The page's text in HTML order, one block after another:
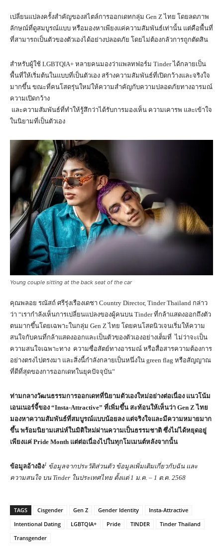
เปลี่ยนแปลงครั้งสำคัญของสไตล์การออกเดทกลุ่ม Gen Z ไทย โดยลดภาพ
ลักษณ์ที่ดูสมบูรณ์แบบ หรือมองหาเพียงแค่ความสัมพันธ์เท่านั้น แต่คือพื้นที่
ที่สามารถเป็นตัวของตัวเองได้อย่างปลอดภัย โดยไม่ต้องกลัวการถูกตัดสิน
สำหรับผู้ใช้ LGBTQIA+ หลายคนมองว่าแพลทฟอร์ม Tinder ได้กลายเป็น
พื้นที่ให้เริ่มต้นในแบบที่เป็นตัวเอง สร้างความสัมพันธ์ที่เปิดกว้างและจริงใจ
มากขึ้น ขณะที่คนโสดรุ่นใหม่ให้ความสำคัญกับความปลอดภัยทางอารมณ์
ความเปิดกว้าง
และความสัมพันธ์ที่ทำให้รู้สึกว่าได้รับการมองเห็น ความเคารพ และเข้าใจ
ในนิยามที่เป็นตัวเอง
Young couple sitting at the back seat of the car
คุณพลอย รณัสถ์ ศรีรุ่งเรืองเดชา Country Director, Tinder Thailand กล่าว
ว่า “เรากำลังเห็นการเปลี่ยนแปลงของผู้คนบน Tinder ที่กล้าแสดงออกถึงตัว
ตนมากขึ้นโดยเฉพาะในกลุ่ม Gen Z ไทย โดยคนโสดนิวเจนเริ่มให้ความ
สนใจกับคนที่กล้าแสดงออกและเป็นตัวของตัวเองอย่างเต็มที่ ไม่ว่าจะเป็น
ความสนใจเฉพาะทาง ความซื่อสัตย์ทางอารมณ์ หรือสื่อสารความต้องการ
อย่างตรงไปตรงมา และสิ่งนี้กำลังกลายเป็นหนึ่งใน green flag หรือสัญญาณ
ที่ดีที่สุดของการออกเดทในยุคปัจจุบัน”
ท่ามกลางวัฒนธรรมการออกเดทที่นิยามตัวเองใหม่อย่างต่อเนื่อง แนวโน้ม
เอนเนอร์จี้ของ “Insta-Attractive” ที่เพิ่มขึ้น สะท้อนให้เห็นว่า Gen Zไทย
มองหาความสัมพันธ์ที่สมบูรณ์แบบน้อยลง แต่จริงใจและมีความหมายมาก
ขึ้น พร้อมนิยามเสน่ห์ในมิติใหม่ผ่านความเป็นธรรมชาติ ซึ่งไม่ได้หยุดอยู่
เพียงแค่ Pride Month แต่ต่อเนื่องไปในทุกโมเมนต์หลังจากนั้น
ข้อมูลอ้างอิง1 ข้อมูลจากประวัติส่วนตัว ข้อมูลเพิ่มเติมเกี่ยวกับฉัน และ
ความสนใจ บน Tinder ในประเทศไทย ตั้งแต่ 1 ม.ค. – 1 ต.ค. 2568
TAGS Cisgender Gen Z Gender Identity
Insta-Attractive
Intentional Dating
LGBTQIA+ Pride TINDER
Tinder Thailand
Transgender